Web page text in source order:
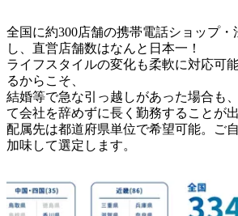
全国に約300店舗の携帯電話ショップ・
し、直営店舗数はなんと日本一！
ライフスタイルの変化も柔軟に対応可
るからこそ、
結婚等で急な引っ越しがあった場合も
て会社を辞めずに長く勤務することが
配属先は都道府県単位で希望可能。ご
加味して選定します。